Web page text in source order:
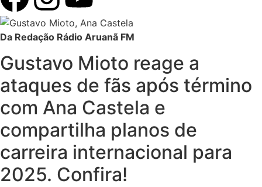
Da Redação Rádio Aruanã FM
Gustavo Mioto reage a
ataques de fãs após término
com Ana Castela e
compartilha planos de
carreira internacional para
2025. Confira!